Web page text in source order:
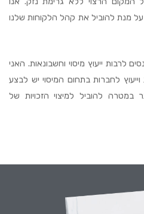
על מנת להוביל את קהל הלקוחות שלנו
לרבות ייעוץ מיסוי וחשבונאות. האני
לחברות בתחום המיסוי יש לבצע
במטרה להוביל למיצוי הזכויות של